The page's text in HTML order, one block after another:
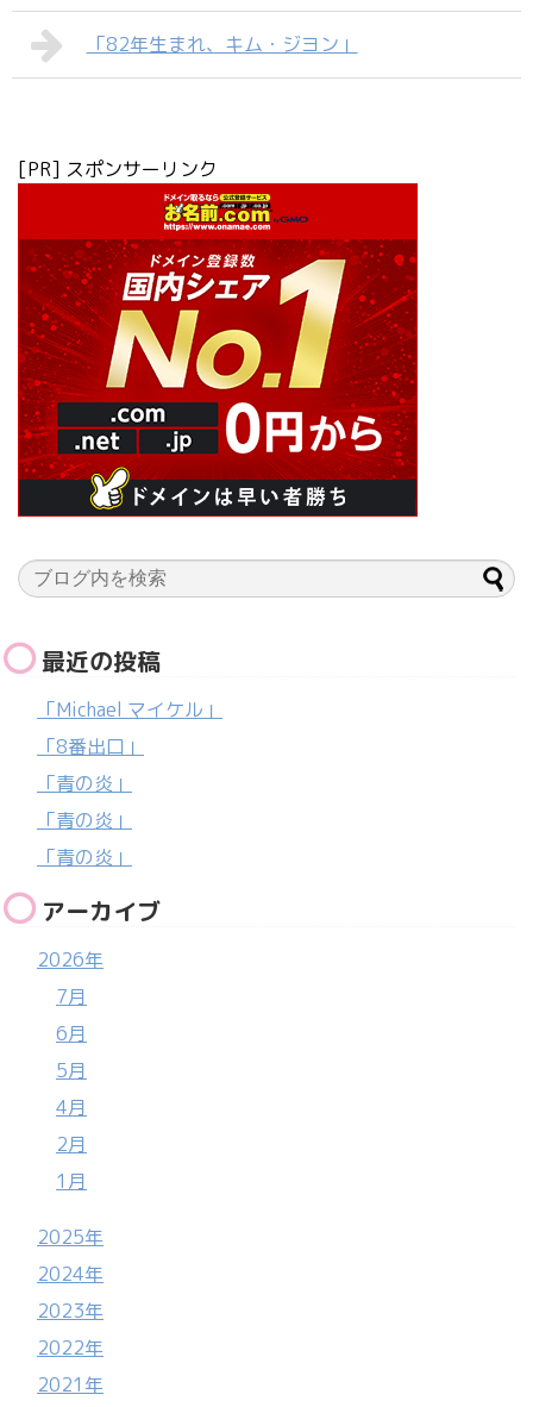
「82年生まれ、キム・ジヨン」
[PR] スポンサーリンク
最近の投稿
「Michael マイケル」
「8番出口」
「青の炎」
「青の炎」
「青の炎」
アーカイブ
2026年
7月
6月
5月
4月
2月
1月
2025年
2024年
2023年
2022年
2021年